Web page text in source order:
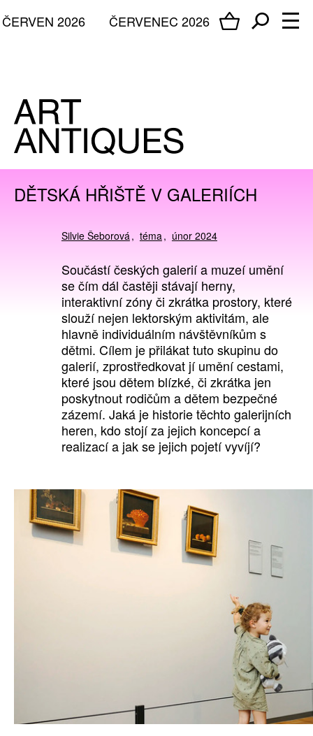
ČERVENEC 2026
ČERVEN 2026
DĚTSKÁ HŘIŠTĚ V GALERIÍCH
Silvie Šeborová téma únor 2024
Součástí českých galerií a muzeí umění
se čím dál častěji stávají herny,
interaktivní zóny či zkrátka prostory, které
slouží nejen lektorským aktivitám, ale
hlavně individuálním návštěvníkům s
dětmi. Cílem je přilákat tuto skupinu do
galerií, zprostředkovat jí umění cestami,
které jsou dětem blízké, či zkrátka jen
poskytnout rodičům a dětem bezpečné
zázemí. Jaká je historie těchto galerijních
heren, kdo stojí za jejich koncepcí a
realizací a jak se jejich pojetí vyvíjí?